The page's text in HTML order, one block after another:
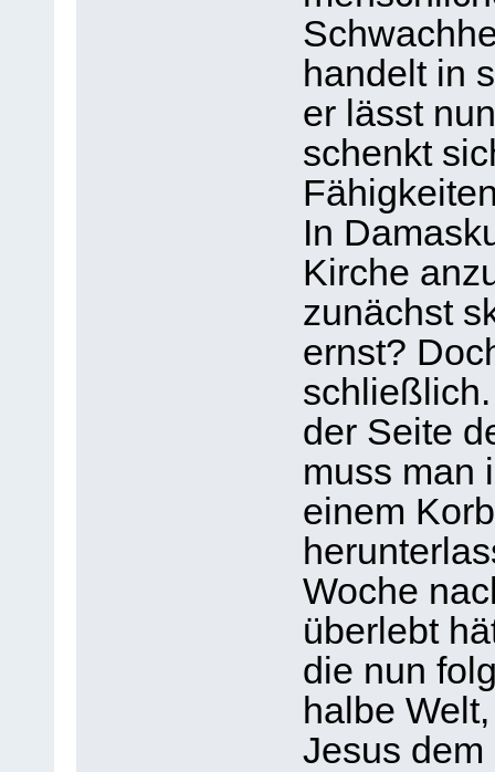
handelt in
er lässt
schenkt
In
Kirche
zunächst
ernst?
der Seite
muss man
einem
Woche
überlebt
die nun
halbe
Jesus